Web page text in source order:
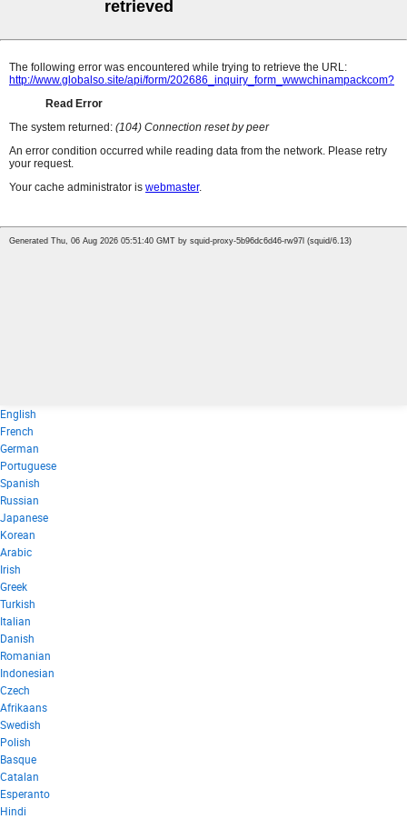
English
French
German
Portuguese
Spanish
Russian
Japanese
Korean
Arabic
Irish
Greek
Turkish
Italian
Danish
Romanian
Indonesian
Czech
Afrikaans
Swedish
Polish
Basque
Catalan
Esperanto
Hindi